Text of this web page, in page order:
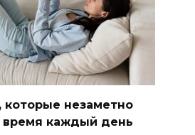
которые незаметно
время каждый день